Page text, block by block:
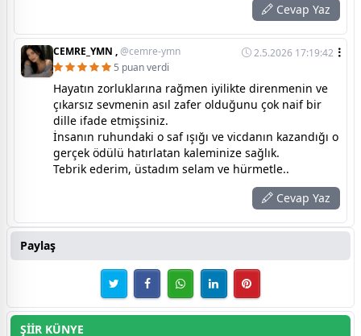
Cevap Yaz
CEMRE_YMN ,@cemre-ymn
2.5.2026 17:19:42
5 puan verdi
Hayatın zorluklarına rağmen iyilikte direnmenin ve
çıkarsız sevmenin asıl zafer olduğunu çok naif bir
dille ifade etmişsiniz.
İnsanın ruhundaki o saf ışığı ve vicdanın kazandığı o
gerçek ödülü hatırlatan kaleminize sağlık.
Tebrik ederim, üstadım selam ve hürmetle..
Cevap Yaz
Paylaş
ŞİİR KÜNYE